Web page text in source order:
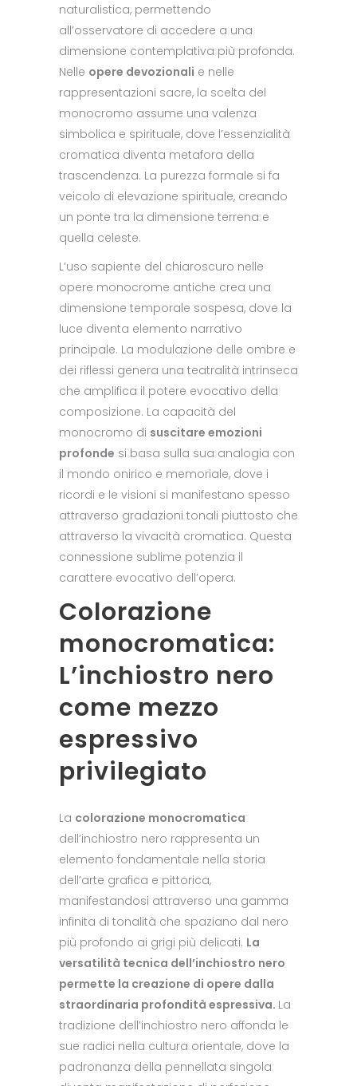
naturalistica, permettendo
all’osservatore di accedere a una
dimensione contemplativa più profonda.
Nelle opere devozionali e nelle
rappresentazioni sacre, la scelta del
monocromo assume una valenza
simbolica e spirituale, dove l’essenzialità
cromatica diventa metafora della
trascendenza. La purezza formale si fa
veicolo di elevazione spirituale, creando
un ponte tra la dimensione terrena e
quella celeste.
L’uso sapiente del chiaroscuro nelle
opere monocrome antiche crea una
dimensione temporale sospesa, dove la
luce diventa elemento narrativo
principale. La modulazione delle ombre e
dei riflessi genera una teatralità intrinseca
che amplifica il potere evocativo della
composizione. La capacità del
monocromo di suscitare emozioni
profonde si basa sulla sua analogia con
il mondo onirico e memoriale, dove i
ricordi e le visioni si manifestano spesso
attraverso gradazioni tonali piuttosto che
attraverso la vivacità cromatica. Questa
connessione sublime potenzia il
carattere evocativo dell’opera.
Colorazione
monocromatica:
L’inchiostro nero
come mezzo
espressivo
privilegiato
La colorazione monocromatica
dell’inchiostro nero rappresenta un
elemento fondamentale nella storia
dell’arte grafica e pittorica,
manifestandosi attraverso una gamma
infinita di tonalità che spaziano dal nero
più profondo ai grigi più delicati. La
versatilità tecnica dell’inchiostro nero
permette la creazione di opere dalla
straordinaria profondità espressiva. La
tradizione dell’inchiostro nero affonda le
sue radici nella cultura orientale, dove la
padronanza della pennellata singola